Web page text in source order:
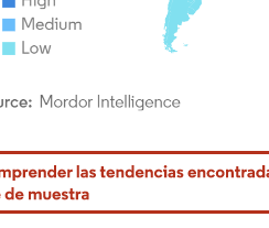
El uso requiere atribución según CC BY 4.0.